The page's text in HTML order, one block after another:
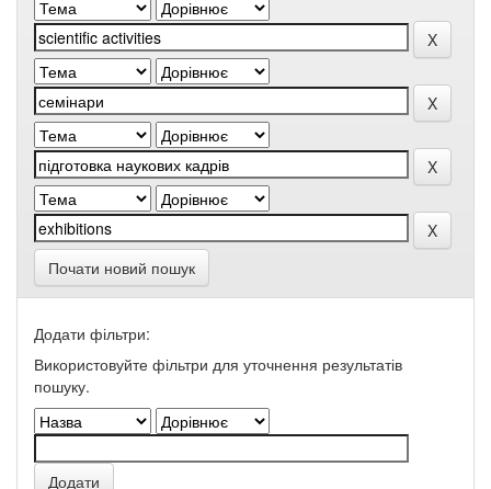
Почати новий пошук
Додати фільтри:
Використовуйте фільтри для уточнення результатів
пошуку.